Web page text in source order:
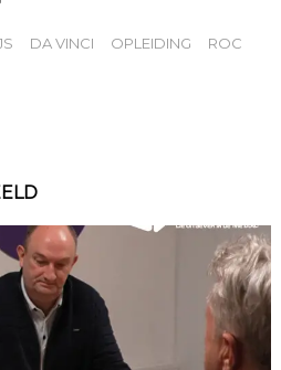
DA VINCI OPLEIDING ROC